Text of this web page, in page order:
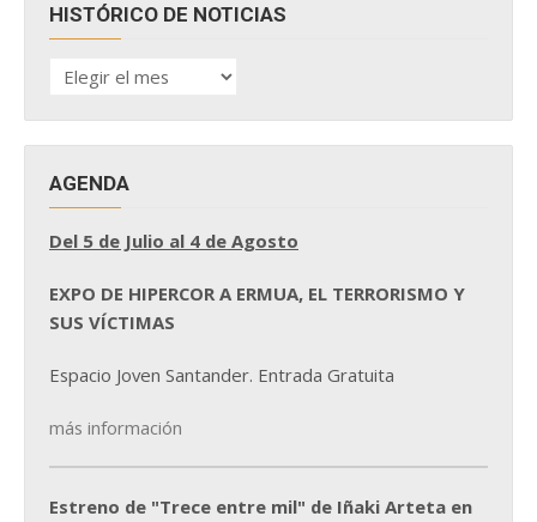
HISTÓRICO DE NOTICIAS
HISTÓRICO
DE
AGENDA
Del 5 de Julio al 4 de Agosto
EXPO DE HIPERCOR A ERMUA, EL TERRORISMO Y
SUS VÍCTIMAS
Espacio Joven Santander. Entrada Gratuita
más información
Estreno de "Trece entre mil" de Iñaki Arteta en